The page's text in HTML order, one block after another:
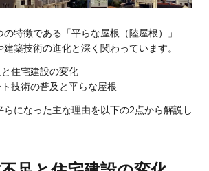
特徴である「平らな屋根（陸屋根）」
築技術の進化と深く関わっています。
住宅建設の変化
技術の普及と平らな屋根
らになった主な理由を以下の2点から解説し